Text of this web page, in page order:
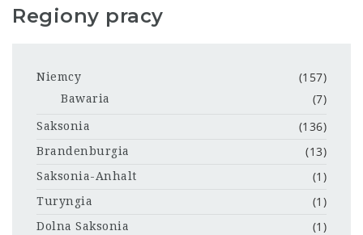
Regiony pracy
Niemcy (157)
Bawaria (7)
Saksonia (136)
Brandenburgia (13)
Saksonia-Anhalt (1)
Turyngia (1)
Dolna Saksonia (1)